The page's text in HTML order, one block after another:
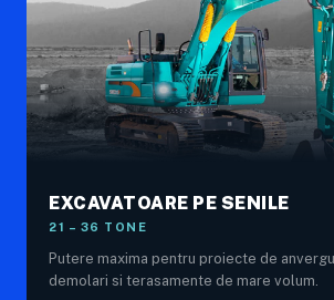
EXCAVATOARE PE SENILE
21 – 36 TONE
Putere maxima pentru proiecte de
demolari si terasamente de mare volum.